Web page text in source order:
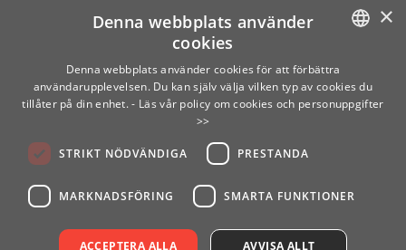
SWEDISH
×
Denna webbplats använder
cookies
Denna webbplats använder cookies för att förbättra
användarupplevelsen. Du kan själv välja vilken typ av cookies du
tillåter på din enhet. - Läs vår policy om cookies och personuppgifter
>>
STRIKT NÖDVÄNDIGA PRESTANDA
MARKNADSFÖRING SMARTA FUNKTIONER
ACCEPTERA ALLA AVVISA ALLT